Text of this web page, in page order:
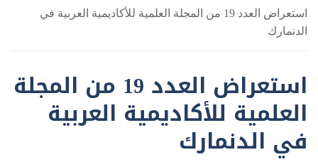
استعراض العدد 19 من المجلة العلمية للأكاديمية العربية في
الدنمارك
استعراض العدد 19 من المجلة
العلمية للأكاديمية العربية
في الدنمارك